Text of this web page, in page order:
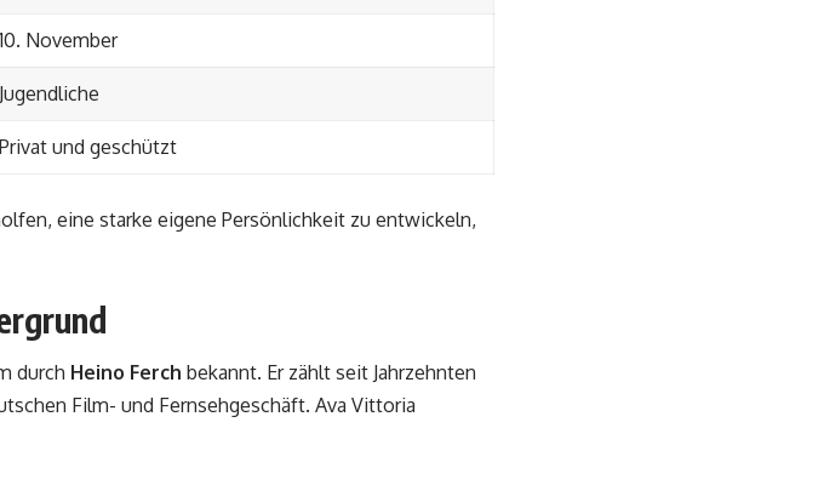
10. November
Jugendliche
Privat und geschützt
eine starke eigene Persönlichkeit zu entwickeln,
durch Heino Ferch bekannt. Er zählt seit Jahrzehnten
Film- und Fernsehgeschäft. Ava Vittoria